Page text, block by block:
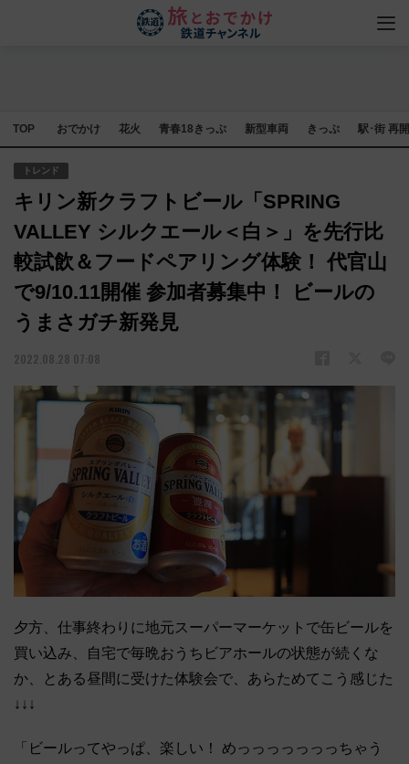
TOP おでかけ 花火 青春18きっぷ 新型車両 きっぷ 駅･街 再
トレンド
キリン新クラフトビール「SPRING
VALLEY シルクエール＜白＞」を先行比
較試飲＆フードペアリング体験！ 代官山
で9/10.11開催 参加者募集中！ ビールの
うまさガチ新発見
2022.08.28 07:08
夕方、仕事終わりに地元スーパーマーケットで缶ビールを
買い込み、自宅で毎晩おうちビアホールの状態が続くな
か、とある昼間に受けた体験会で、あらためてこう感じた
↓↓↓
「ビールってやっぱ、楽しい！ めっっっっっっっちゃう